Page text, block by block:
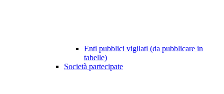
Enti pubblici vigilati (da pubblicare in
tabelle)
Società partecipate